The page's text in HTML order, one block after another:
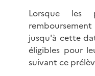
Lorsque les
jusqu'à cette
éligibles pour
suivant ce